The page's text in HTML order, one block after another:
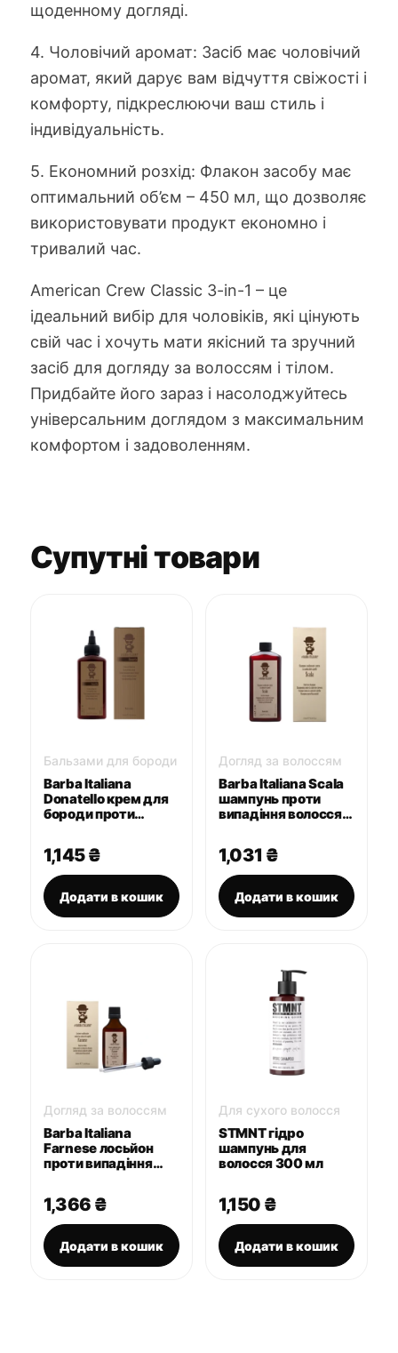
щоденному догляді.
4. Чоловічий аромат: Засіб має чоловічий
аромат, який дарує вам відчуття свіжості і
комфорту, підкреслюючи ваш стиль і
індивідуальність.
5. Економний розхід: Флакон засобу має
оптимальний об’єм – 450 мл, що дозволяє
використовувати продукт економно і
тривалий час.
American Crew Classic 3-in-1 – це
ідеальний вибір для чоловіків, які цінують
свій час і хочуть мати якісний та зручний
засіб для догляду за волоссям і тілом.
Придбайте його зараз і насолоджуйтесь
універсальним доглядом з максимальним
комфортом і задоволенням.
Супутні товари
Бальзами для бороди
Barba Italiana
Donatello крем для
бороди проти
мл
1,145₴
Додати в кошик
Догляд за волоссям
Barba Italiana Scala
шампунь проти
випадіння волосся
1,031 ₴
Додати в кошик
Догляд за волоссям
Barba Italiana
Farnese лосьйон
проти випадіння
1,366 ₴
Додати в кошик
Для сухого волосся
STMNT гідро
шампунь для
волосся 300 мл
1,150 ₴
Додати в кошик